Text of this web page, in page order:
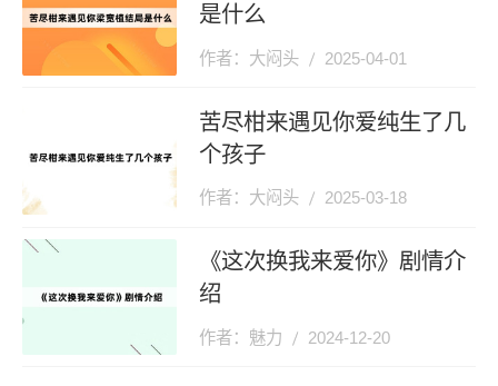
是什么
作者：大闷头 2025-04-01
苦尽柑来遇见你爱纯生了几
个孩子
作者：大闷头 2025-03-18
《这次换我来爱你》剧情介
绍
作者：魅力 2024-12-20